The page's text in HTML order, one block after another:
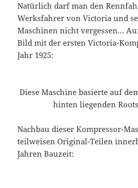
Natürlich darf man den
Werksfahrer von Victoria und
Maschinen nicht vergessen…
Bild mit der ersten Victoria-
Jahr 1925:
Diese Maschine basierte auf
hinten liegenden
Nachbau dieser Kompressor-
teilweisen Original-Teilen
Jahren Bauzeit: